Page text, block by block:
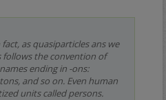
as quasiparticles ans we
follows the convention of
ending in -ons:
and so on. Even human
units called persons.